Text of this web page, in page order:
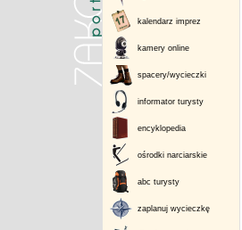
kalendarz imprez
kamery online
spacery/wycieczki
informator turysty
encyklopedia
ośrodki narciarskie
abc turysty
zaplanuj wycieczkę